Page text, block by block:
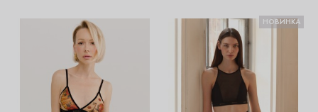
НОВИНКА